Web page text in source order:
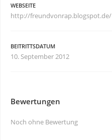
WEBSEITE
http://freundvonrap.blogspot.de/
BEITRITTSDATUM
10. September 2012
Bewertungen
Noch ohne Bewertung